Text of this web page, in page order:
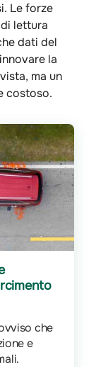
Le forze
lettura
dati del
la
ma un
costoso.
che
e